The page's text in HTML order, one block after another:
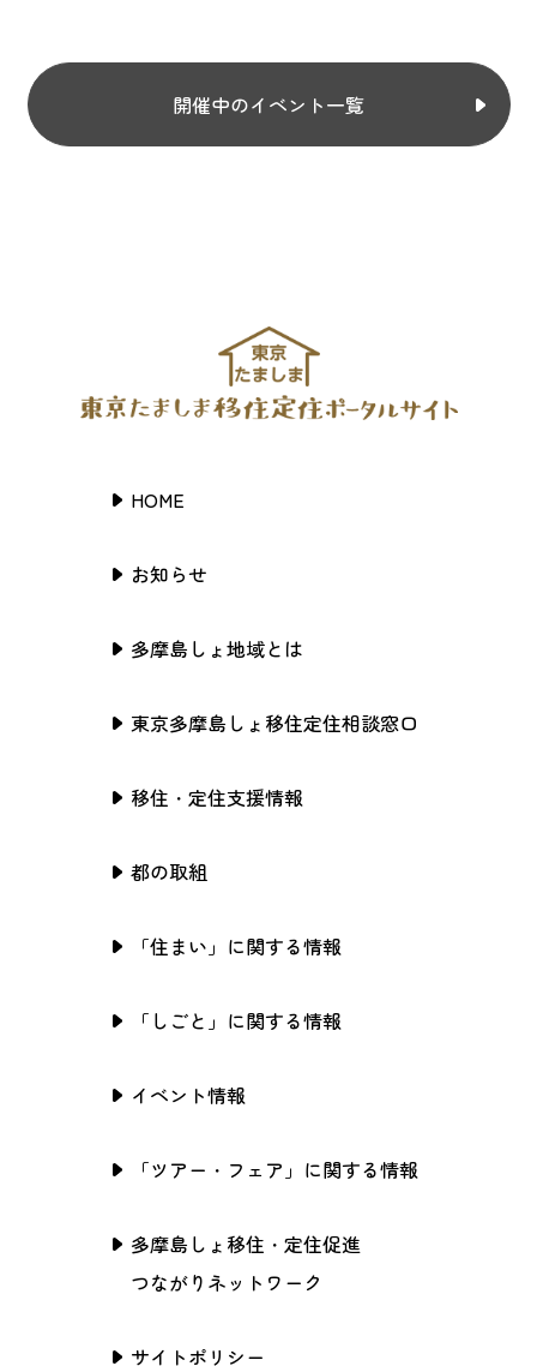
開催中のイベント一覧
HOME
お知らせ
多摩島しょ地域とは
東京多摩島しょ移住定住相談窓口
移住・定住支援情報
都の取組
「住まい」に関する情報
「しごと」に関する情報
イベント情報
「ツアー・フェア」に関する情報
多摩島しょ移住・定住促進
つながりネットワーク
サイトポリシー